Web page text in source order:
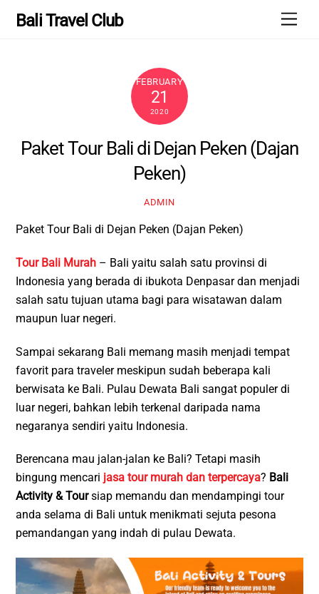
Bali Travel Club
FEBRUARY
21
2020
Paket Tour Bali di Dejan Peken (Dajan
Peken)
ADMIN
Paket Tour Bali di Dejan Peken (Dajan Peken)
Tour Bali Murah – Bali yaitu salah satu provinsi di
Indonesia yang berada di ibukota Denpasar dan menjadi
salah satu tujuan utama bagi para wisatawan dalam
maupun luar negeri.
Sampai sekarang Bali memang masih menjadi tempat
favorit para traveler meskipun sudah beberapa kali
berwisata ke Bali. Pulau Dewata Bali sangat populer di
luar negeri, bahkan lebih terkenal daripada nama
negaranya sendiri yaitu Indonesia.
Berencana mau jalan-jalan ke Bali? Tetapi masih
bingung mencari jasa tour murah dan terpercaya? Bali
Activity & Toursiap memandu dan mendampingi tour
anda selama di Bali untuk menikmati sejuta pesona
pemandangan yang indah di pulau Dewata.